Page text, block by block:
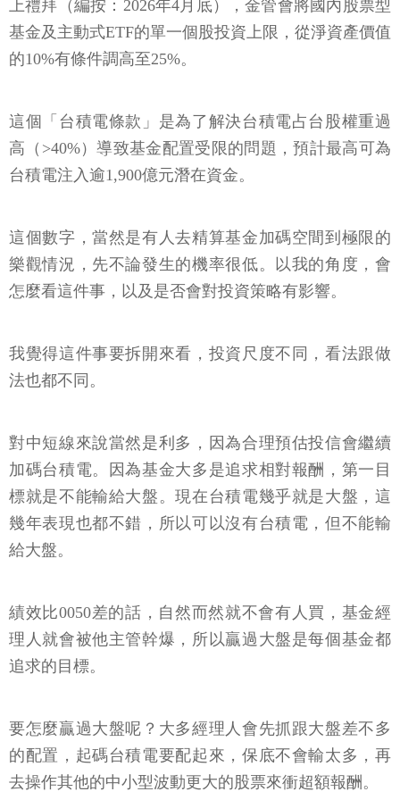
上禮拜（編按：2026年4月底），金管會將國內股票型
基金及主動式ETF的單一個股投資上限，從淨資產價值
的10%有條件調高至25%。
這個「台積電條款」是為了解決台積電占台股權重過
高（>40%）導致基金配置受限的問題，預計最高可為
台積電注入逾1,900億元潛在資金。
這個數字，當然是有人去精算基金加碼空間到極限的
樂觀情況，先不論發生的機率很低。以我的角度，會
怎麼看這件事，以及是否會對投資策略有影響。
我覺得這件事要拆開來看，投資尺度不同，看法跟做
法也都不同。
對中短線來說當然是利多，因為合理預估投信會繼續
加碼台積電。因為基金大多是追求相對報酬，第一目
標就是不能輸給大盤。現在台積電幾乎就是大盤，這
幾年表現也都不錯，所以可以沒有台積電，但不能輸
給大盤。
績效比0050差的話，自然而然就不會有人買，基金經
理人就會被他主管幹爆，所以贏過大盤是每個基金都
追求的目標。
要怎麼贏過大盤呢？大多經理人會先抓跟大盤差不多
的配置，起碼台積電要配起來，保底不會輸太多，再
去操作其他的中小型波動更大的股票來衝超額報酬。